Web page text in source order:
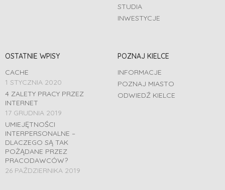
STUDIA
INWESTYCJE
OSTATNIE WPISY
CACHE
1 STYCZNIA 2020
4 ZALETY PRACY PRZEZ
INTERNET
17 GRUDNIA 2019
UMIEJĘTNOŚCI
INTERPERSONALNE –
DLACZEGO SĄ TAK
POŻĄDANE PRZEZ
PRACODAWCÓW?
26 PAŹDZIERNIKA 2019
POZNAJ KIELCE
INFORMACJE
POZNAJ MIASTO
ODWIEDŹ KIELCE